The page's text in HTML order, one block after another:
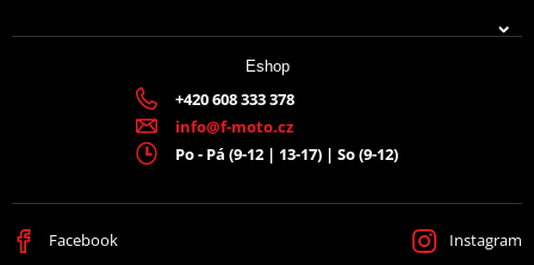
Eshop
+420 608 333 378
info@f-moto.cz
Po - Pá (9-12 | 13-17) | So (9-12)
Facebook Instagram